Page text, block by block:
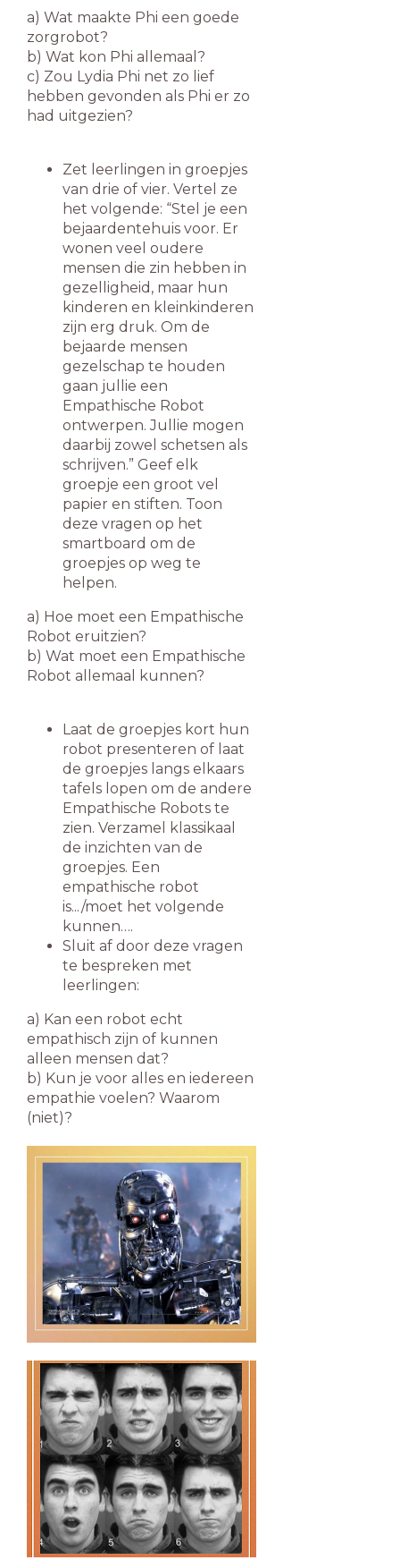
a) Wat maakte Phi een goede
zorgrobot?
b) Wat kon Phi allemaal?
c) Zou Lydia Phi net zo lief
hebben gevonden als Phi er zo
had uitgezien?
Zet leerlingen in groepjes
van drie of vier. Vertel ze
het volgende: “Stel je een
bejaardentehuis voor. Er
wonen veel oudere
mensen die zin hebben in
gezelligheid, maar hun
kinderen en kleinkinderen
zijn erg druk. Om de
bejaarde mensen
gezelschap te houden
gaan jullie een
Empathische Robot
ontwerpen. Jullie mogen
daarbij zowel schetsen als
schrijven.” Geef elk
groepje een groot vel
papier en stiften. Toon
deze vragen op het
smartboard om de
groepjes op weg te
helpen.
a) Hoe moet een Empathische
Robot eruitzien?
b) Wat moet een Empathische
Robot allemaal kunnen?
Laat de groepjes kort hun
robot presenteren of laat
de groepjes langs elkaars
tafels lopen om de andere
Empathische Robots te
zien. Verzamel klassikaal
de inzichten van de
groepjes. Een
empathische robot
is.../moet het volgende
kunnen….
Sluit af door deze vragen
te bespreken met
leerlingen:
a) Kan een robot echt
empathisch zijn of kunnen
alleen mensen dat?
b) Kun je voor alles en iedereen
empathie voelen? Waarom
(niet)?